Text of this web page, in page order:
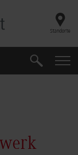
Standorte
Suche